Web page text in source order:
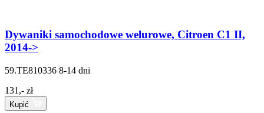
Dywaniki samochodowe welurowe, Citroen C1 II,
2014->
59.TE810336 8-14 dni
131,- zł
Kupić